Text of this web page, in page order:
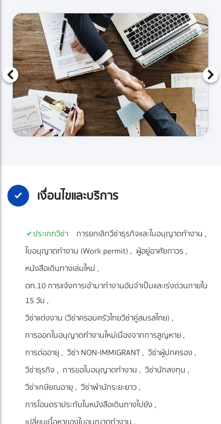
เงื่อนไขและบริการ
ประเภทวีซ่า
การยกเลิกวีซ่าธุรกิจและใบอนุญาตทำงาน
ใบอนุญาตทำงาน (Work permit)
ผู้อยู่อาศัยถาวร
หนังสือเดินทางเล่มใหม่
ตท.10 การแจ้งการเข้ามาทำงานอันจำเป็นและเร่งด่วนภายใน
15 วัน
วีซ่าแต่งงาน (วีซ่าครอบครัวไทยวีซ่าคู่สมรสไทย)
การออกใบอนุญาตทำงานใหม่เนื่องจากการสูญหาย
การต่ออายุ
วีซ่า NON-IMMIGRANT
วีซ่าผู้ปกครอง
วีซ่าธุรกิจ
การขอใบอนุญาตทำงาน
วีซ่านักลงทุน
วีซ่าเกษียณอายุ
วีซ่าพำนักระยะยาว
การโอนตราประทับในหนังสือเดินทางไปยัง